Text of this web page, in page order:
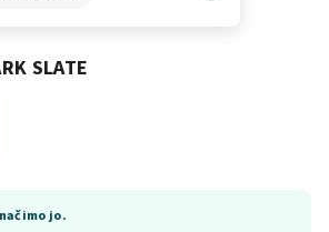
SLATE
jo.